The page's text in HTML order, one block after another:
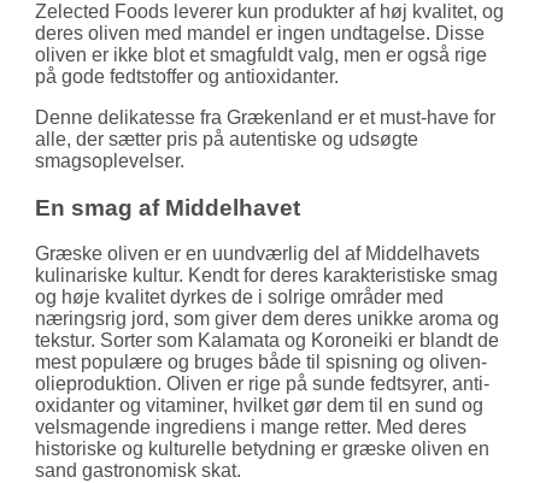
Zelected Foods leverer kun produkter af høj kvalitet, og
deres oliven med mandel er ingen undtagelse. Disse
oliven er ikke blot et smagfuldt valg, men er også rige
på gode fedt­stoffer og antioxidanter.
Denne delikatesse fra Grækenland er et must-have for
alle, der sætter pris på autentiske og udsøgte
smagsoplevelser.
En smag af Middelhavet
Græske oliven er en uundværlig del af Middel­havets
kulinariske kultur. Kendt for deres karak­teris­tiske smag
og høje kvalitet dyrkes de i solrige områder med
nærings­rig jord, som giver dem deres unikke aroma og
tekstur. Sorter som Kalamata og Koroneiki er blandt de
mest populære og bruges både til spisning og oliven­
olie­produktion. Oliven er rige på sunde fedt­syrer, anti­
oxi­danter og vitaminer, hvilket gør dem til en sund og
vel­smagende ingrediens i mange retter. Med deres
histo­riske og kultu­relle betydning er græske oliven en
sand gastronomisk skat.